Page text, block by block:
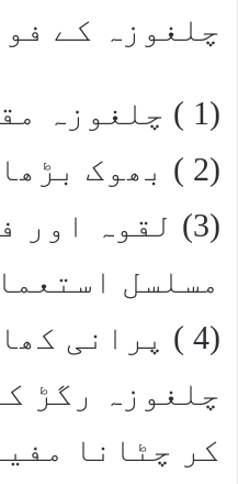
چلغوزہ کے
(1 ) چلغوزہ مقوی اعصاب ہے۔
(2 ) بھوک بڑھا تا ہے۔
(3) لقوہ اور
مسلسل
(4 ) پرانی
چلغوزہ رگڑ
کر چٹانا